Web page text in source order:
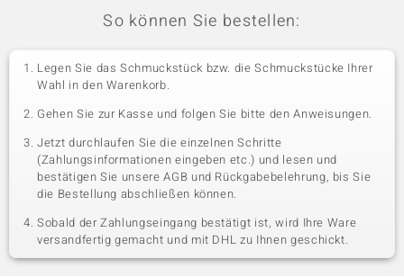
So können Sie bestellen:
Legen Sie das Schmuckstück bzw. die Schmuckstücke Ihrer
Wahl in den Warenkorb.
Gehen Sie zur Kasse und folgen Sie bitte den Anweisungen.
Jetzt durchlaufen Sie die einzelnen Schritte
(Zahlungsinformationen eingeben etc.) und lesen und
bestätigen Sie unsere AGB und Rückgabebelehrung, bis Sie
die Bestellung abschließen können.
Sobald der Zahlungseingang bestätigt ist, wird Ihre Ware
versandfertig gemacht und mit DHL zu Ihnen geschickt.